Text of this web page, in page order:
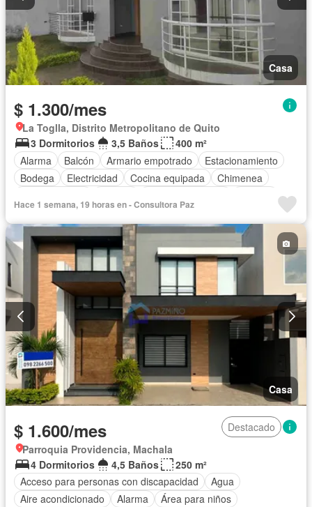
Casa
$ 1.300/mes
La Toglla, Distrito Metropolitano de Quito
3 Dormitorios
3,5 Baños
400 m²
Alarma
Balcón Armario empotrado
Estacionamiento
Bodega
Electricidad Cocina equipada
Chimenea
Agua
Patio Parrilla Jardín Conserje
Hace 1 semana, 19 horas en - Consultora Paz
Casa
$ 1.600/mes
Destacado
Parroquia Providencia, Machala
4 Dormitorios
4,5 Baños
250 m²
Acceso para personas con discapacidad
Agua
Aire acondicionado
Alarma
Área para niños